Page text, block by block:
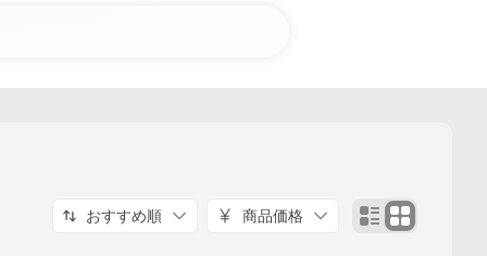
おすすめ順 商品価格